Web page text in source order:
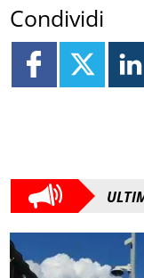
Condividi